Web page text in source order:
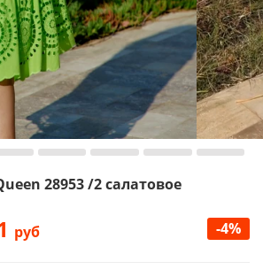
28953 /2 салатовое
руб -4%